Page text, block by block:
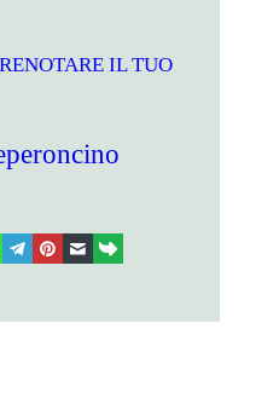
IL TUO
telegram
pinterest email link